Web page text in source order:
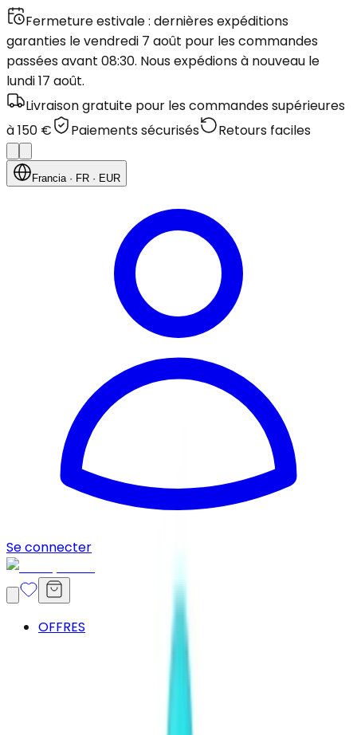
Fermeture estivale : dernières expéditions
garanties le vendredi 7 août pour les commandes
passées avant 08:30. Nous expédions à nouveau le
lundi 17 août.
Livraison gratuite pour les commandes supérieures
à 150 €
Paiements sécurisés Retours faciles
Francia· FR · EUR
Se connecter
OFFRES